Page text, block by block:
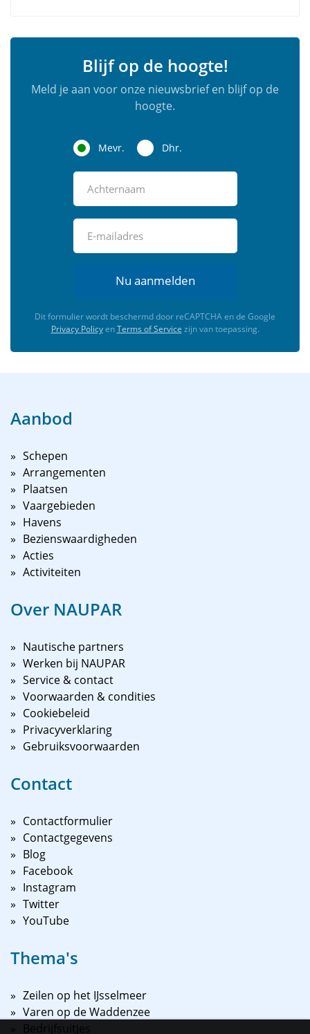
Blijf op de hoogte!
Meld je aan voor onze nieuwsbrief en blijf op de
hoogte.
Mevr. Dhr.
Nu aanmelden
Dit formulier wordt beschermd door reCAPTCHA en de Google
Privacy PolicyenTerms of Service zijn van toepassing.
Aanbod
Schepen
Arrangementen
Plaatsen
Vaargebieden
Havens
Bezienswaardigheden
Acties
Activiteiten
Over NAUPAR
Nautische partners
Werken bij NAUPAR
Service & contact
Voorwaarden & condities
Cookiebeleid
Privacyverklaring
Gebruiksvoorwaarden
Contact
Contactformulier
Contactgegevens
Blog
Facebook
Instagram
Twitter
YouTube
Thema's
Zeilen op het IJsselmeer
Varen op de Waddenzee
Bedrijfsuitjes